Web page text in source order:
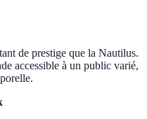
de prestige que la Nautilus.
accessible à un public varié,